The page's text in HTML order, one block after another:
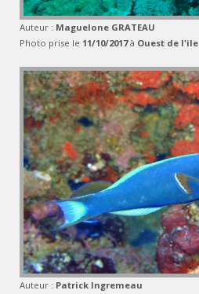
Auteur : Maguelone GRATEAU
Photo prise le 11/10/2017à Ouest de l'ile
Auteur : Patrick Ingremeau